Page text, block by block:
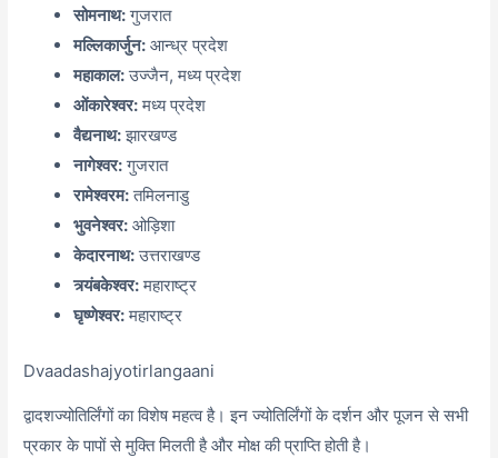
सोमनाथ:गुजरात
मल्लिकार्जुन: आन्ध्र प्रदेश
महाकाल:उज्जैन, मध्य प्रदेश
ओंकारेश्वर:मध्य प्रदेश
वैद्यनाथ:झारखण्ड
नागेश्वर:गुजरात
रामेश्वरम:तमिलनाडु
भुवनेश्वर: ओड़िशा
केदारनाथ:उत्तराखण्ड
त्र्यंबकेश्वर:महाराष्ट्र
घृष्णेश्वर:महाराष्ट्र
Dvaadashajyotirlangaani
द्वादशज्योतिर्लिंगों का विशेष महत्व है। इन ज्योतिर्लिंगों के दर्शन और पूजन से सभी
प्रकार के पापों से मुक्ति मिलती है और मोक्ष की प्राप्ति होती है।